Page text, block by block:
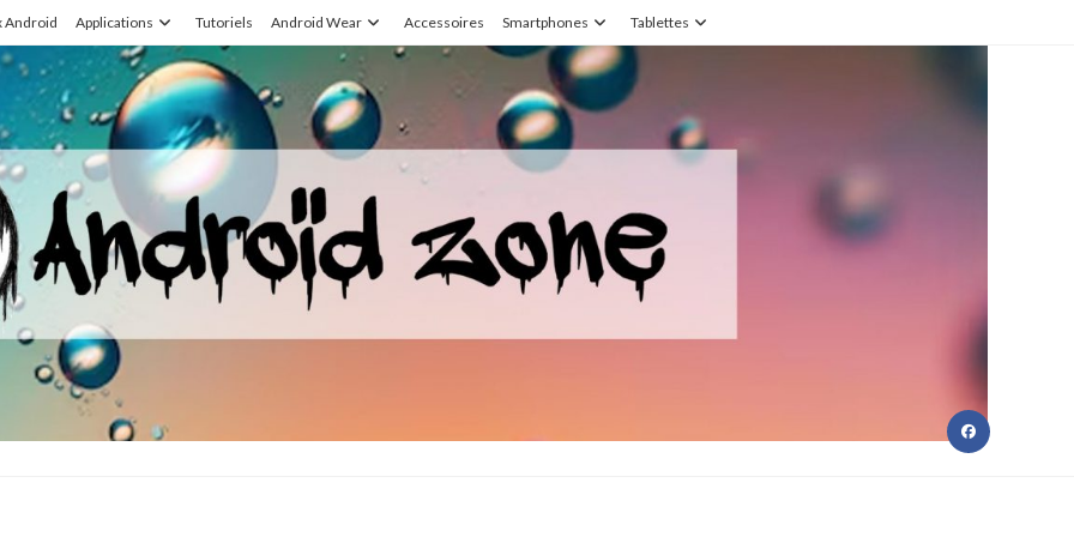
Android Applications Tutoriels Android Wear Accessoires Smartphones Tablettes